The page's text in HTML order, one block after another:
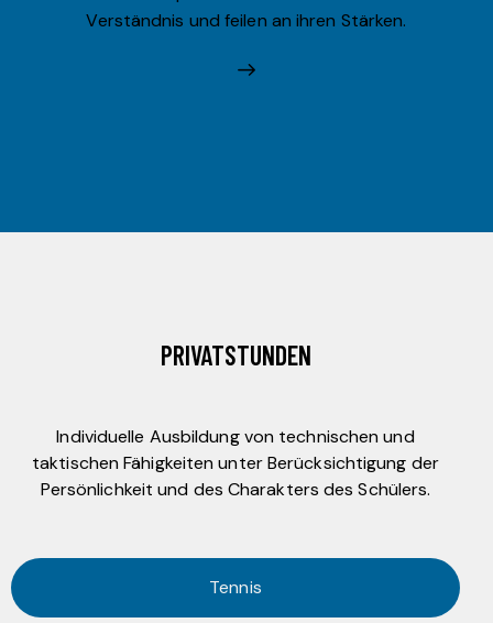
Verständnis und feilen an ihren Stärken.
PRIVATSTUNDEN
Individuelle Ausbildung von technischen und
taktischen Fähigkeiten unter Berücksichtigung der
Persönlichkeit und des Charakters des Schülers.
Tennis